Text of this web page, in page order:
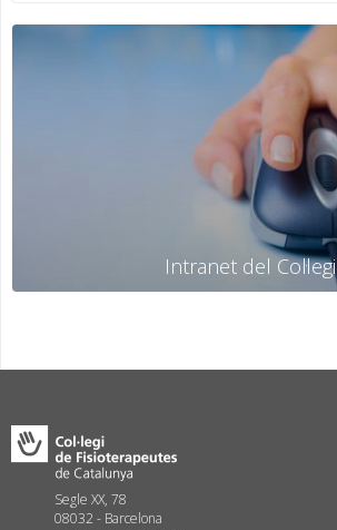
Intranet del Col·legi
Segle XX, 78
08032 - Barcelona